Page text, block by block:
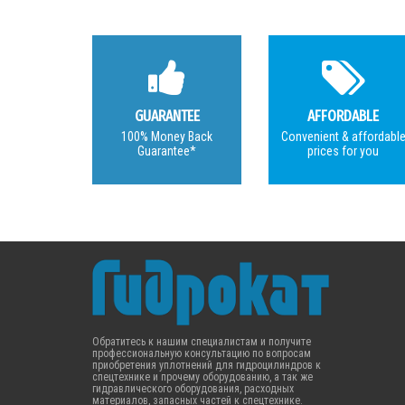
GUARANTEE
100% Money Back
Guarantee*
AFFORDABLE
Convenient & affordable
prices for you
Обратитесь к нашим специалистам и получите
профессиональную консультацию по вопросам
приобретения уплотнений для гидроцилиндров к
спецтехнике и прочему оборудованию, а так же
гидравлического оборудования, расходных
материалов, запасных частей к спецтехнике.